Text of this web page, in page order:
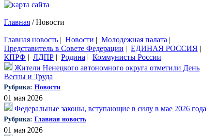
Главная /Новости
Главная новость | Новости | Молодежная палата |
Представитель в Совете Федерации | ЕДИНАЯ РОССИЯ |
КПРФ | ЛДПР | Родина | Коммунисты России
Жители Ненецкого автономного округа отметили День
Весны и Труда
Рубрика: Новости
01 мая 2026
Федеральные законы, вступающие в силу в мае 2026 года
Рубрика: Главная новость
01 мая 2026